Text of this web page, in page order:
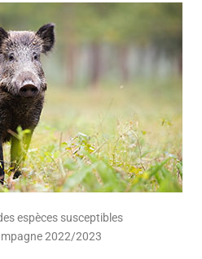
espèces susceptibles
2022/2023